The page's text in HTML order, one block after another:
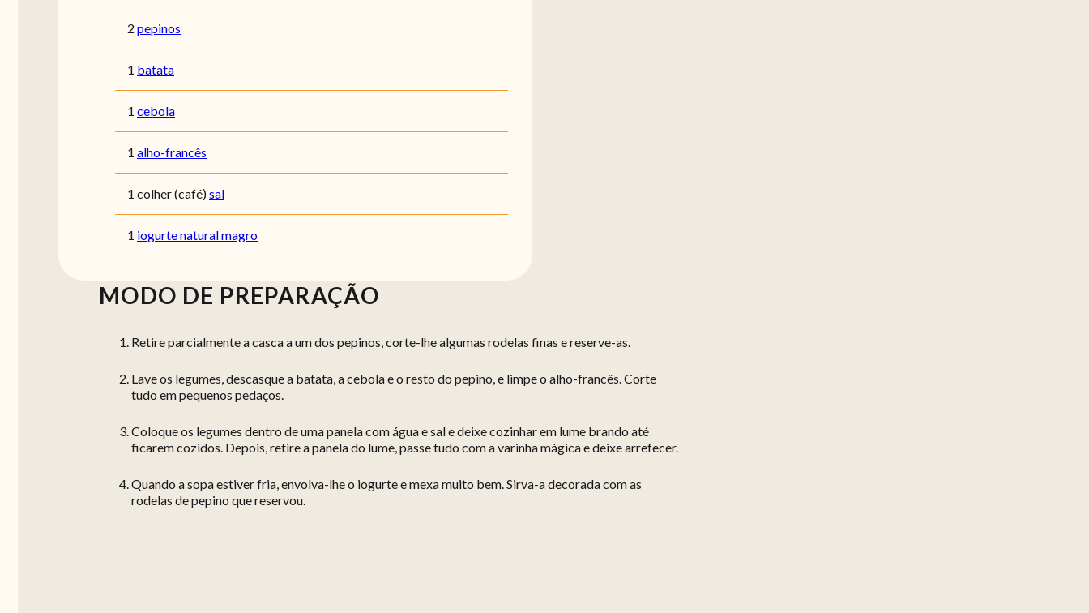
2 pepinos
1 batata
1 cebola
1 alho-francês
1 colher (café)sal
1 iogurte natural magro
MODO DE PREPARAÇÃO
Retire parcialmente a casca a um dos pepinos, corte-lhe algumas rodelas finas e reserve-as.
Lave os legumes, descasque a batata, a cebola e o resto do pepino, e limpe o alho-francês. Corte
tudo em pequenos pedaços.
Coloque os legumes dentro de uma panela com água e sal e deixe cozinhar em lume brando até
ficarem cozidos. Depois, retire a panela do lume, passe tudo com a varinha mágica e deixe arrefecer.
Quando a sopa estiver fria, envolva-lhe o iogurte e mexa muito bem. Sirva-a decorada com as
rodelas de pepino que reservou.